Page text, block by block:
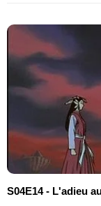
S04E14 - L'adieu